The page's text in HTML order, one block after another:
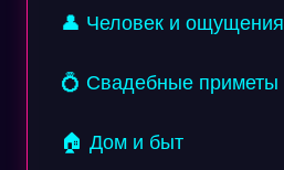
👤 Человек и ощущения
💍 Свадебные приметы
🏠 Дом и быт